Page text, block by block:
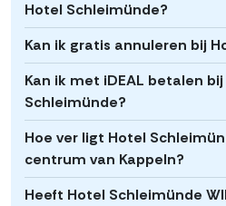
Hotel Schleimünde?
Kan ik gratis annuleren bij
Kan ik met iDEAL betalen
Schleimünde?
Hoe ver ligt Hotel
centrum van Kappeln?
Heeft Hotel Schleimünde